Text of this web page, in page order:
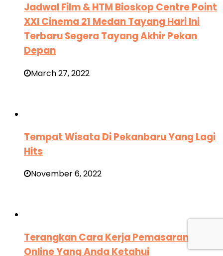
Jadwal Film & HTM Bioskop Centre Point
XXI Cinema 21 Medan Tayang Hari Ini
Terbaru Segera Tayang Akhir Pekan
Depan
March 27, 2022
Tempat Wisata Di Pekanbaru Yang Lagi
Hits
November 6, 2022
Terangkan Cara Kerja Pemasaran
Online Yang Anda Ketahui